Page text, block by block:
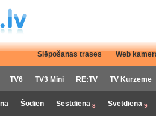
Slēpošanas trases Web
TV6 TV3 Mini RE:TV TV Kurzeme
Šodien Sestdiena 8 Svētdiena 9